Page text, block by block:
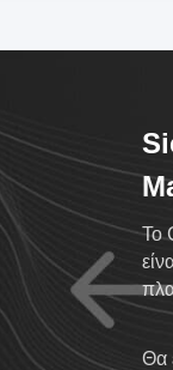
Το
Θα